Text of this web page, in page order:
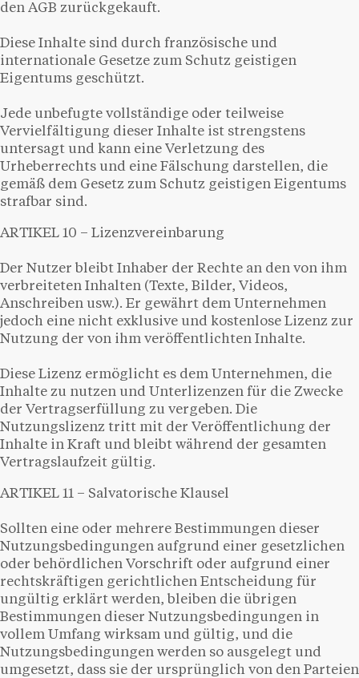
den AGB zurückgekauft.
Diese Inhalte sind durch französische und
internationale Gesetze zum Schutz geistigen
Eigentums geschützt.
Jede unbefugte vollständige oder teilweise
Vervielfältigung dieser Inhalte ist strengstens
untersagt und kann eine Verletzung des
Urheberrechts und eine Fälschung darstellen, die
gemäß dem Gesetz zum Schutz geistigen Eigentums
strafbar sind.
ARTIKEL 10 – Lizenzvereinbarung
Der Nutzer bleibt Inhaber der Rechte an den von ihm
verbreiteten Inhalten (Texte, Bilder, Videos,
Anschreiben usw.). Er gewährt dem Unternehmen
jedoch eine nicht exklusive und kostenlose Lizenz zur
Nutzung der von ihm veröffentlichten Inhalte.
Diese Lizenz ermöglicht es dem Unternehmen, die
Inhalte zu nutzen und Unterlizenzen für die Zwecke
der Vertragserfüllung zu vergeben. Die
Nutzungslizenz tritt mit der Veröffentlichung der
Inhalte in Kraft und bleibt während der gesamten
Vertragslaufzeit gültig.
ARTIKEL 11 – Salvatorische Klausel
Sollten eine oder mehrere Bestimmungen dieser
Nutzungsbedingungen aufgrund einer gesetzlichen
oder behördlichen Vorschrift oder aufgrund einer
rechtskräftigen gerichtlichen Entscheidung für
ungültig erklärt werden, bleiben die übrigen
Bestimmungen dieser Nutzungsbedingungen in
vollem Umfang wirksam und gültig, und die
Nutzungsbedingungen werden so ausgelegt und
umgesetzt, dass sie der ursprünglich von den Parteien